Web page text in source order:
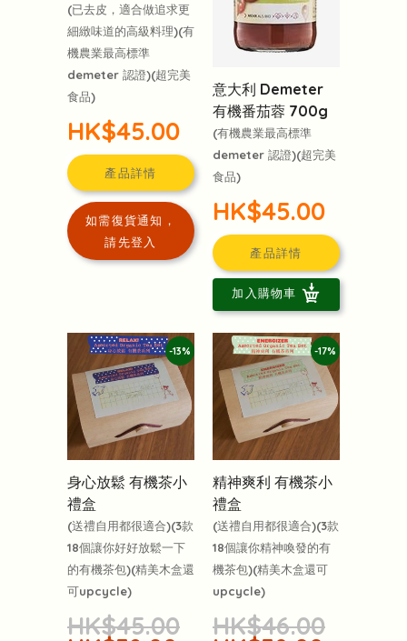
(已去皮，適合做追求更
細緻味道的高級料理)(有
機農業最高標準
demeter 認證)(超完美
食品)
HK$45.00
產品詳情
如需復貨通知，
請先登入
意大利 Demeter
有機番茄蓉 700g
(有機農業最高標準
demeter 認證)(超完美
食品)
HK$45.00
產品詳情
加入購物車
-13%
身心放鬆 有機茶小
禮盒
(送禮自用都很適合)(3款
18個讓你好好放鬆一下
的有機茶包)(精美木盒還
可upcycle)
HK$45.00
-17%
精神爽利 有機茶小
禮盒
(送禮自用都很適合)(3款
18個讓你精神喚發的有
機茶包)(精美木盒還可
upcycle)
HK$46.00